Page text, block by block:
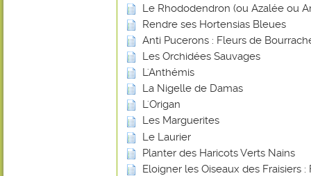
Le Rhododendron (ou Azalée ou
Rendre ses Hortensias Bleues
Anti Pucerons : Fleurs de
Les Orchidées Sauvages
L'Anthémis
La Nigelle de Damas
L'Origan
Les Marguerites
Le Laurier
Planter des Haricots Verts Nains
Eloigner les Oiseaux des Fraisiers :